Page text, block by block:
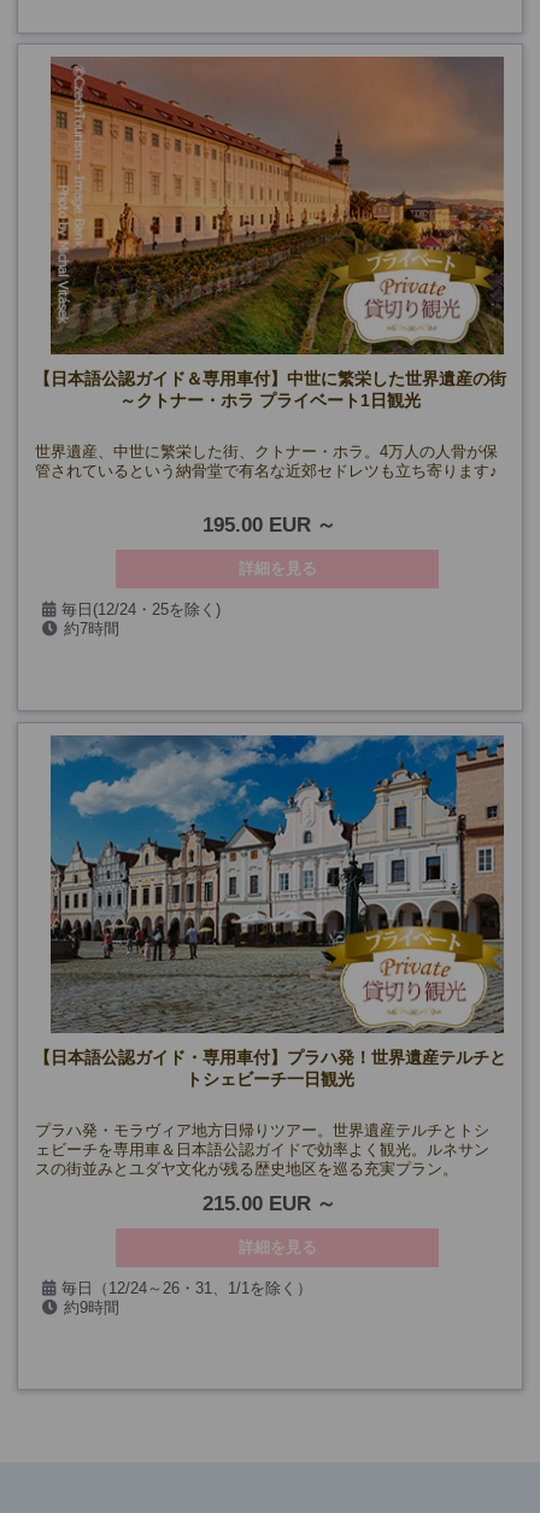
【日本語公認ガイド＆専用車付】中世に繁栄した世界遺産の街
～クトナー・ホラ プライベート1日観光
世界遺産、中世に繁栄した街、クトナー・ホラ。4万人の人骨が保
管されているという納骨堂で有名な近郊セドレツも立ち寄ります♪
195.00 EUR
詳細を見る
毎日(12/24・25を除く)
約7時間
【日本語公認ガイド・専用車付】プラハ発！世界遺産テルチと
トシェビーチ一日観光
プラハ発・モラヴィア地方日帰りツアー。世界遺産テルチとトシ
ェビーチを専用車＆日本語公認ガイドで効率よく観光。ルネサン
スの街並みとユダヤ文化が残る歴史地区を巡る充実プラン。
215.00 EUR
詳細を見る
毎日（12/24～26・31、1/1を除く）
約9時間